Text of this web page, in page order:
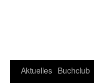
Aktuelles Buchclub